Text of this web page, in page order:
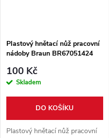
Plastový hnětací nůž pracovní
nádoby Braun BR67051424
100 Kč
Skladem
DO KOŠÍKU
Plastový hnětací nůž pracovní